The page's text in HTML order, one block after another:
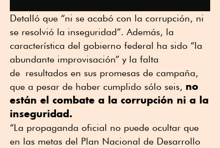
Detalló que “ni se acabó con la corrupción, ni
se resolvió la inseguridad”. Además, la
característica del gobierno federal ha sido “la
abundante improvisación” y la falta
de resultados en sus promesas de campaña,
que a pesar de haber cumplido sólo seis, no
están el combate a la corrupción ni a la
inseguridad.
“La propaganda oficial no puede ocultar que
en las metas del Plan Nacional de Desarrollo